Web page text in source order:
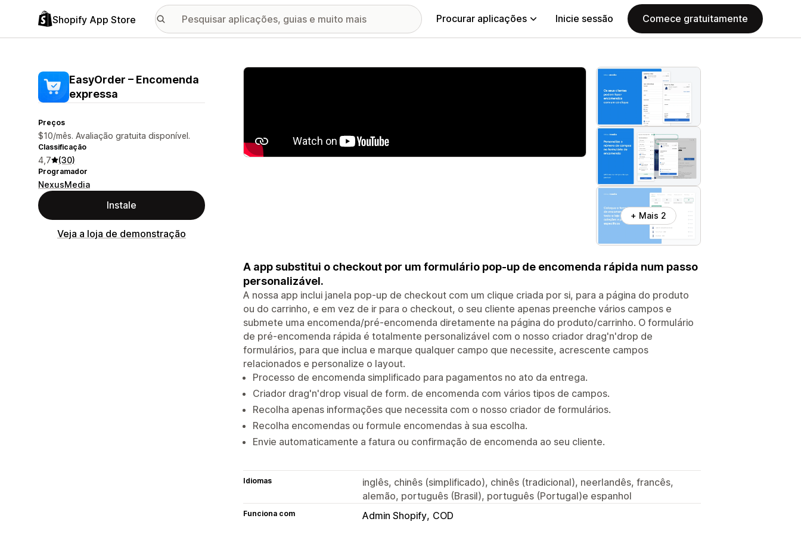
Shopify App Store Procurar aplicações Inicie sessão Comece gratuitamente
EasyOrder – Encomenda
expressa
Preços
$10/mês. Avaliação gratuita disponível.
Classificação
4,7 (30)
Programador
NexusMedia
Instale
Veja a loja de demonstração
Galeria de imagens em destaque
+ Mais 2
A app substitui o checkout por um formulário pop-up de encomenda rápida num passo
personalizável.
A nossa app inclui janela pop-up de checkout com um clique criada por si, para a página do produto
ou do carrinho, e em vez de ir para o checkout, o seu cliente apenas preenche vários campos e
submete uma encomenda/pré-encomenda diretamente na página do produto/carrinho. O formulário
de pré-encomenda rápida é totalmente personalizável com o nosso criador drag'n'drop de
formulários, para que inclua e marque qualquer campo que necessite, acrescente campos
relacionados e personalize o layout.
Processo de encomenda simplificado para pagamentos no ato da entrega.
Criador drag'n'drop visual de form. de encomenda com vários tipos de campos.
Recolha apenas informações que necessita com o nosso criador de formulários.
Recolha encomendas ou formule encomendas à sua escolha.
Envie automaticamente a fatura ou confirmação de encomenda ao seu cliente.
Idiomas
inglês, chinês (simplificado), chinês (tradicional), neerlandês, francês,
alemão, português (Brasil), português (Portugal)e espanhol
Funciona com Admin Shopify COD